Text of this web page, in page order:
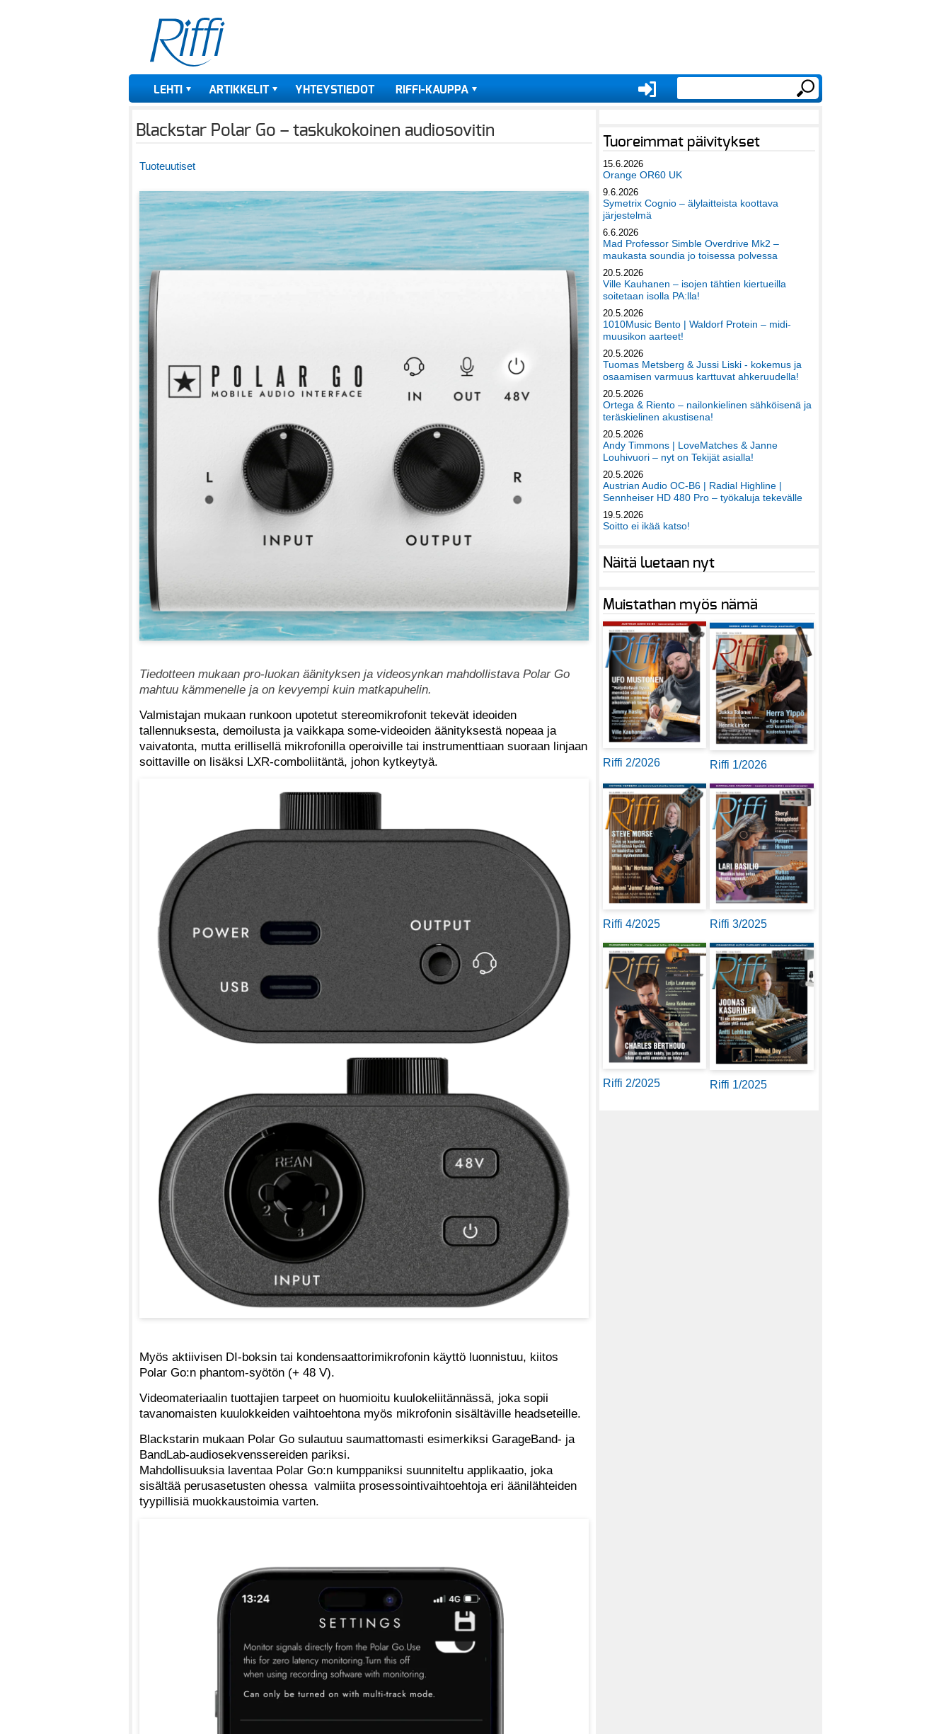
LEHTI ARTIKKELIT YHTEYSTIEDOT RIFFI-KAUPPA
Blackstar Polar Go – taskukokoinen audiosovitin
Tuoteuutiset
Tiedotteen mukaan pro-luokan äänityksen ja videosynkan mahdollistava Polar Go
mahtuu kämmenelle ja on kevyempi kuin matkapuhelin.
Valmistajan mukaan runkoon upotetut stereomikrofonit tekevät ideoiden
tallennuksesta, demoilusta ja vaikkapa some-videoiden äänityksestä nopeaa ja
vaivatonta, mutta erillisellä mikrofonilla operoiville tai instrumenttiaan suoraan linjaan
soittaville on lisäksi LXR-comboliitäntä, johon kytkeytyä.
Myös aktiivisen DI-boksin tai kondensaattorimikrofonin käyttö luonnistuu, kiitos
Polar Go:n phantom-syötön (+ 48 V).
Videomateriaalin tuottajien tarpeet on huomioitu kuulokeliitännässä, joka sopii
tavanomaisten kuulokkeiden vaihtoehtona myös mikrofonin sisältäville headseteille.
Blackstarin mukaan Polar Go sulautuu saumattomasti esimerkiksi GarageBand- ja
BandLab-audiosekvenssereiden pariksi.
Mahdollisuuksia laventaa Polar Go:n kumppaniksi suunniteltu applikaatio, joka
sisältää perusasetusten ohessa valmiita prosessointivaihtoehtoja eri äänilähteiden
tyypillisiä muokkaustoimia varten.
Tuoreimmat päivitykset
15.6.2026
Orange OR60 UK
9.6.2026
Symetrix Cognio – älylaitteista koottava
järjestelmä
6.6.2026
Mad Professor Simble Overdrive Mk2 –
maukasta soundia jo toisessa polvessa
20.5.2026
Ville Kauhanen – isojen tähtien kiertueilla
soitetaan isolla PA:lla!
20.5.2026
1010Music Bento | Waldorf Protein – midi-
muusikon aarteet!
20.5.2026
Tuomas Metsberg & Jussi Liski - kokemus ja
osaamisen varmuus karttuvat ahkeruudella!
20.5.2026
Ortega & Riento – nailonkielinen sähköisenä ja
teräskielinen akustisena!
20.5.2026
Andy Timmons | LoveMatches & Janne
Louhivuori – nyt on Tekijät asialla!
20.5.2026
Austrian Audio OC-B6 | Radial Highline |
Sennheiser HD 480 Pro – työkaluja tekevälle
19.5.2026
Soitto ei ikää katso!
Näitä luetaan nyt
Muistathan myös nämä
Riffi 2/2026 Riffi 1/2026
Riffi 4/2025 Riffi 3/2025
Riffi 2/2025 Riffi 1/2025